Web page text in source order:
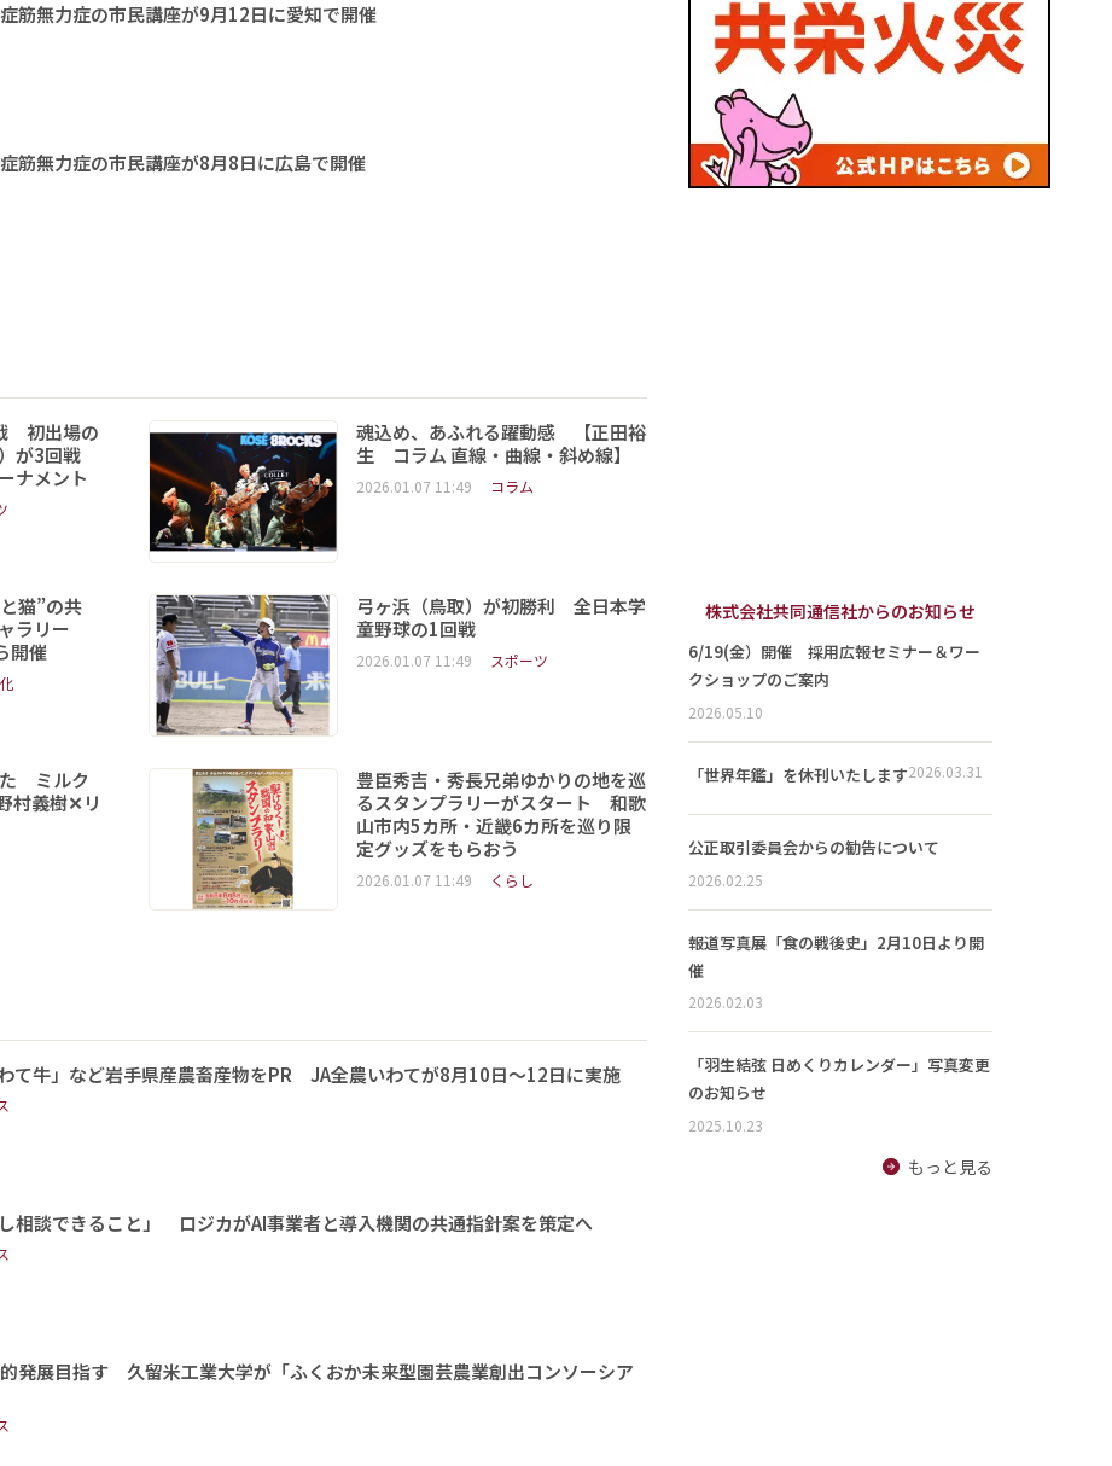
筋無力症の市民講座が9月12日に愛知で開催
筋無力症の市民講座が8月8日に広島で開催
初出場の
が3回戦
ナメント
魂込め、あふれる躍動感 【正田裕
生 コラム 直線・曲線・斜め線】
2026.01.07 11:49 コラム
猫”の共
ラリー
開催
弓ヶ浜（鳥取）が初勝利 全日本学
童野球の1回戦
2026.01.07 11:49 スポーツ
た ミルク
義樹✕リ
豊臣秀吉・秀長兄弟ゆかりの地を巡
るスタンプラリーがスタート 和歌
山市内5カ所・近畿6カ所を巡り限
定グッズをもらおう
2026.01.07 11:49 くらし
て牛」など岩手県産農畜産物をPR JA全農いわてが8月10日～12日に実施
し相談できること」 ロジカがAI事業者と導入機関の共通指針案を策定へ
発展目指す 久留米工業大学が「ふくおか未来型園芸農業創出コンソーシア
株式会社共同通信社からのお知らせ
6/19(金）開催 採用広報セミナー＆ワー
クショップのご案内
2026.05.10
「世界年鑑」を休刊いたします2026.03.31
公正取引委員会からの勧告について
2026.02.25
報道写真展「食の戦後史」2月10日より開
催
2026.02.03
「羽生結弦 日めくりカレンダー」写真変更
のお知らせ
2025.10.23
もっと見る